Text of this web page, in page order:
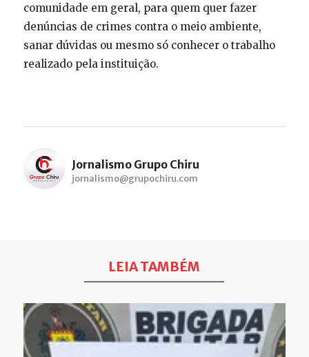
comunidade em geral, para quem quer fazer
denúncias de crimes contra o meio ambiente,
sanar dúvidas ou mesmo só conhecer o trabalho
realizado pela instituição.
Jornalismo Grupo Chiru
jornalismo@grupochiru.com
LEIA TAMBÉM